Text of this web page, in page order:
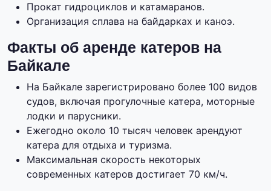
Прокат гидроциклов и катамаранов.
Организация сплава на байдарках и каноэ.
Факты об аренде катеров на
Байкале
На Байкале зарегистрировано более 100 видов
судов, включая прогулочные катера, моторные
лодки и парусники.
Ежегодно около 10 тысяч человек арендуют
катера для отдыха и туризма.
Максимальная скорость некоторых
современных катеров достигает 70 км/ч.